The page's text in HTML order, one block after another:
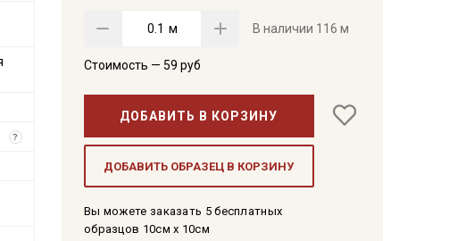
м В наличии 116 м
Стоимость — 59 руб
ДОБАВИТЬ В КОРЗИНУ
ДОБАВИТЬ ОБРАЗЕЦ В КОРЗИНУ
Вы можете заказать 5 бесплатных
образцов 10см x 10см
?